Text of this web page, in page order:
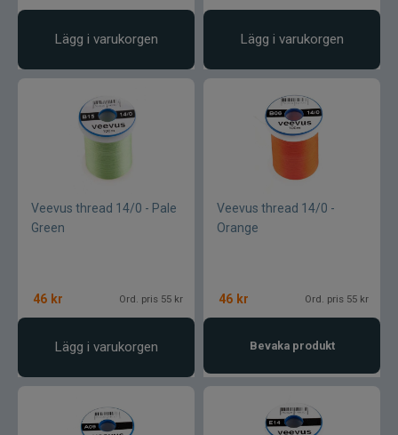
Cotton Cordell
CWC
Cisco Kid
Dano Fly
Darts
Drennan
Eastfields Lures
Lägg i varukorgen Lägg i varukorgen
Veevus thread 14/0 - Pale
Green
46 kr Ord. pris 55 kr
Lägg i varukorgen
Veevus thread 14/0 -
Orange
46 kr Ord. pris 55 kr
Bevaka produkt